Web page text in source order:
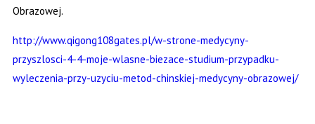
Obrazowej.
http://www.qigong108gates.pl/w-strone-medycyny-
przyszlosci-4-4-moje-wlasne-biezace-studium-przypadku-
wyleczenia-przy-uzyciu-metod-chinskiej-medycyny-obrazowej/